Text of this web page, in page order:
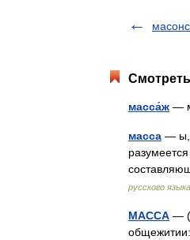
масса́ж —
масса — ы,
русского языка
МАССА —
общежитии: